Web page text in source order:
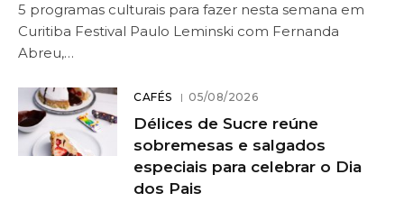
5 programas culturais para fazer nesta semana em
Curitiba Festival Paulo Leminski com Fernanda
Abreu,…
CAFÉS 05/08/2026
Délices de Sucre reúne
sobremesas e salgados
especiais para celebrar o Dia
dos Pais